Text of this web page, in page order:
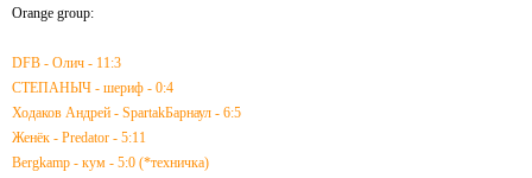
Orange group:
DFB - Олич - 11:3
СТЕПАНЫЧ - шериф - 0:4
Ходаков Андрей - SpartakБарнаул - 6:5
Женёк - Predator - 5:11
Bergkamp - кум - 5:0 (*техничка)